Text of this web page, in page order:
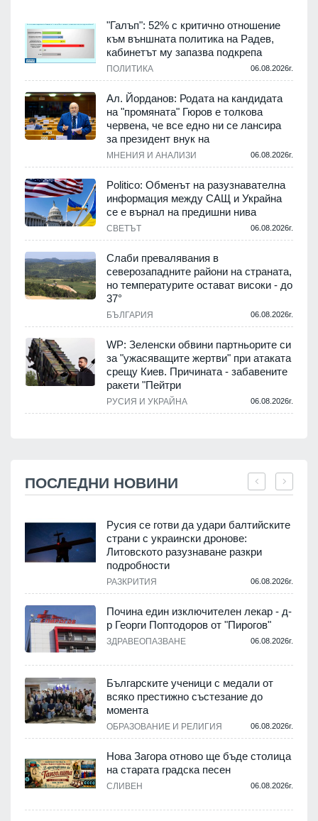
"Галъп": 52% с критично отношение
към външната политика на Радев,
кабинетът му запазва подкрепа
ПОЛИТИКА 06.08.2026г.
Ал. Йорданов: Родата на кандидата
на "промяната" Гюров е толкова
червена, че все едно ни се лансира
за президент внук на
МНЕНИЯ И АНАЛИЗИ 06.08.2026г.
Politico: Обменът на разузнавателна
информация между САЩ и Украйна
се е върнал на предишни нива
СВЕТЪТ 06.08.2026г.
Слаби превалявания в
северозападните райони на страната,
но температурите остават високи - до
37°
БЪЛГАРИЯ 06.08.2026г.
WP: Зеленски обвини партньорите си
за "ужасяващите жертви" при атаката
срещу Киев. Причината - забавените
ракети "Пейтри
РУСИЯ И УКРАЙНА 06.08.2026г.
ПОСЛЕДНИ НОВИНИ
Русия се готви да удари балтийските
страни с украински дронове:
Литовското разузнаване разкри
подробности
РАЗКРИТИЯ 06.08.2026г.
Почина един изключителен лекар - д-
р Георги Поптодоров от "Пирогов"
ЗДРАВЕОПАЗВАНЕ 06.08.2026г.
Българските ученици с медали от
всяко престижно състезание до
момента
ОБРАЗОВАНИЕ И РЕЛИГИЯ 06.08.2026г.
Нова Загора отново ще бъде столица
на старата градска песен
СЛИВЕН 06.08.2026г.